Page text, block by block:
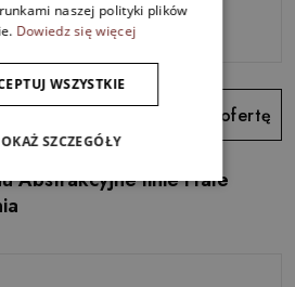
Zobacz ofertę
Abstrakcyjne linie i fale
naszej polityki plików
Dowiedz się więcej
WSZYSTKIE
SZCZEGÓŁY